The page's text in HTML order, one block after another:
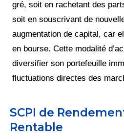
gré, soit en rachetant des
soit en souscrivant de
augmentation de capital, car
en bourse. Cette modalité
diversifier son portefeuille
fluctuations directes des
SCPI de
Rentable